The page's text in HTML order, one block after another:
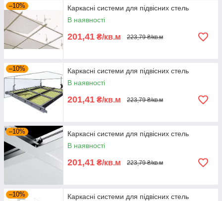
–10%
Каркасні системи для підвісних стель
В наявності
201,41 ₴/кв.м 223,79 ₴/кв.м
–10%
Каркасні системи для підвісних стель
В наявності
201,41 ₴/кв.м 223,79 ₴/кв.м
–10%
Каркасні системи для підвісних стель
В наявності
201,41 ₴/кв.м 223,79 ₴/кв.м
–10%
Каркасні системи для підвісних стель